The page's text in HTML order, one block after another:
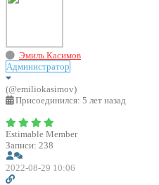
Эмиль Касимов
Администратор
(@emiliokasimov)
Присоединился: 5 лет назад
Estimable Member
Записи: 238
2022-08-29 10:06